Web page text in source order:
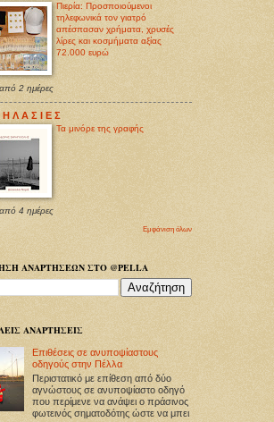
Πιερία: Προσποιούμενοι
τηλεφωνικά τον γιατρό
απέσπασαν χρήματα, χρυσές
λίρες και κοσμήματα αξίας
72.000 ευρώ
2 ημέρες
Η Λ Α Σ Ι Ε Σ
Τα μινόρε της γραφής
4 ημέρες
Εμφάνιση όλων
ΑΝΑΡΤΗΣΕΩΝ ΣΤΟ @PELLA
ΑΝΑΡΤΗΣΕΙΣ
Επιθέσεις σε ανυποψίαστους
οδηγούς στην Πέλλα
Περιστατικό με επίθεση από δύο
αγνώστους σε ανυποψίαστο οδηγό
που περίμενε να ανάψει ο πράσινος
φωτεινός σηματοδότης ώστε να μπει